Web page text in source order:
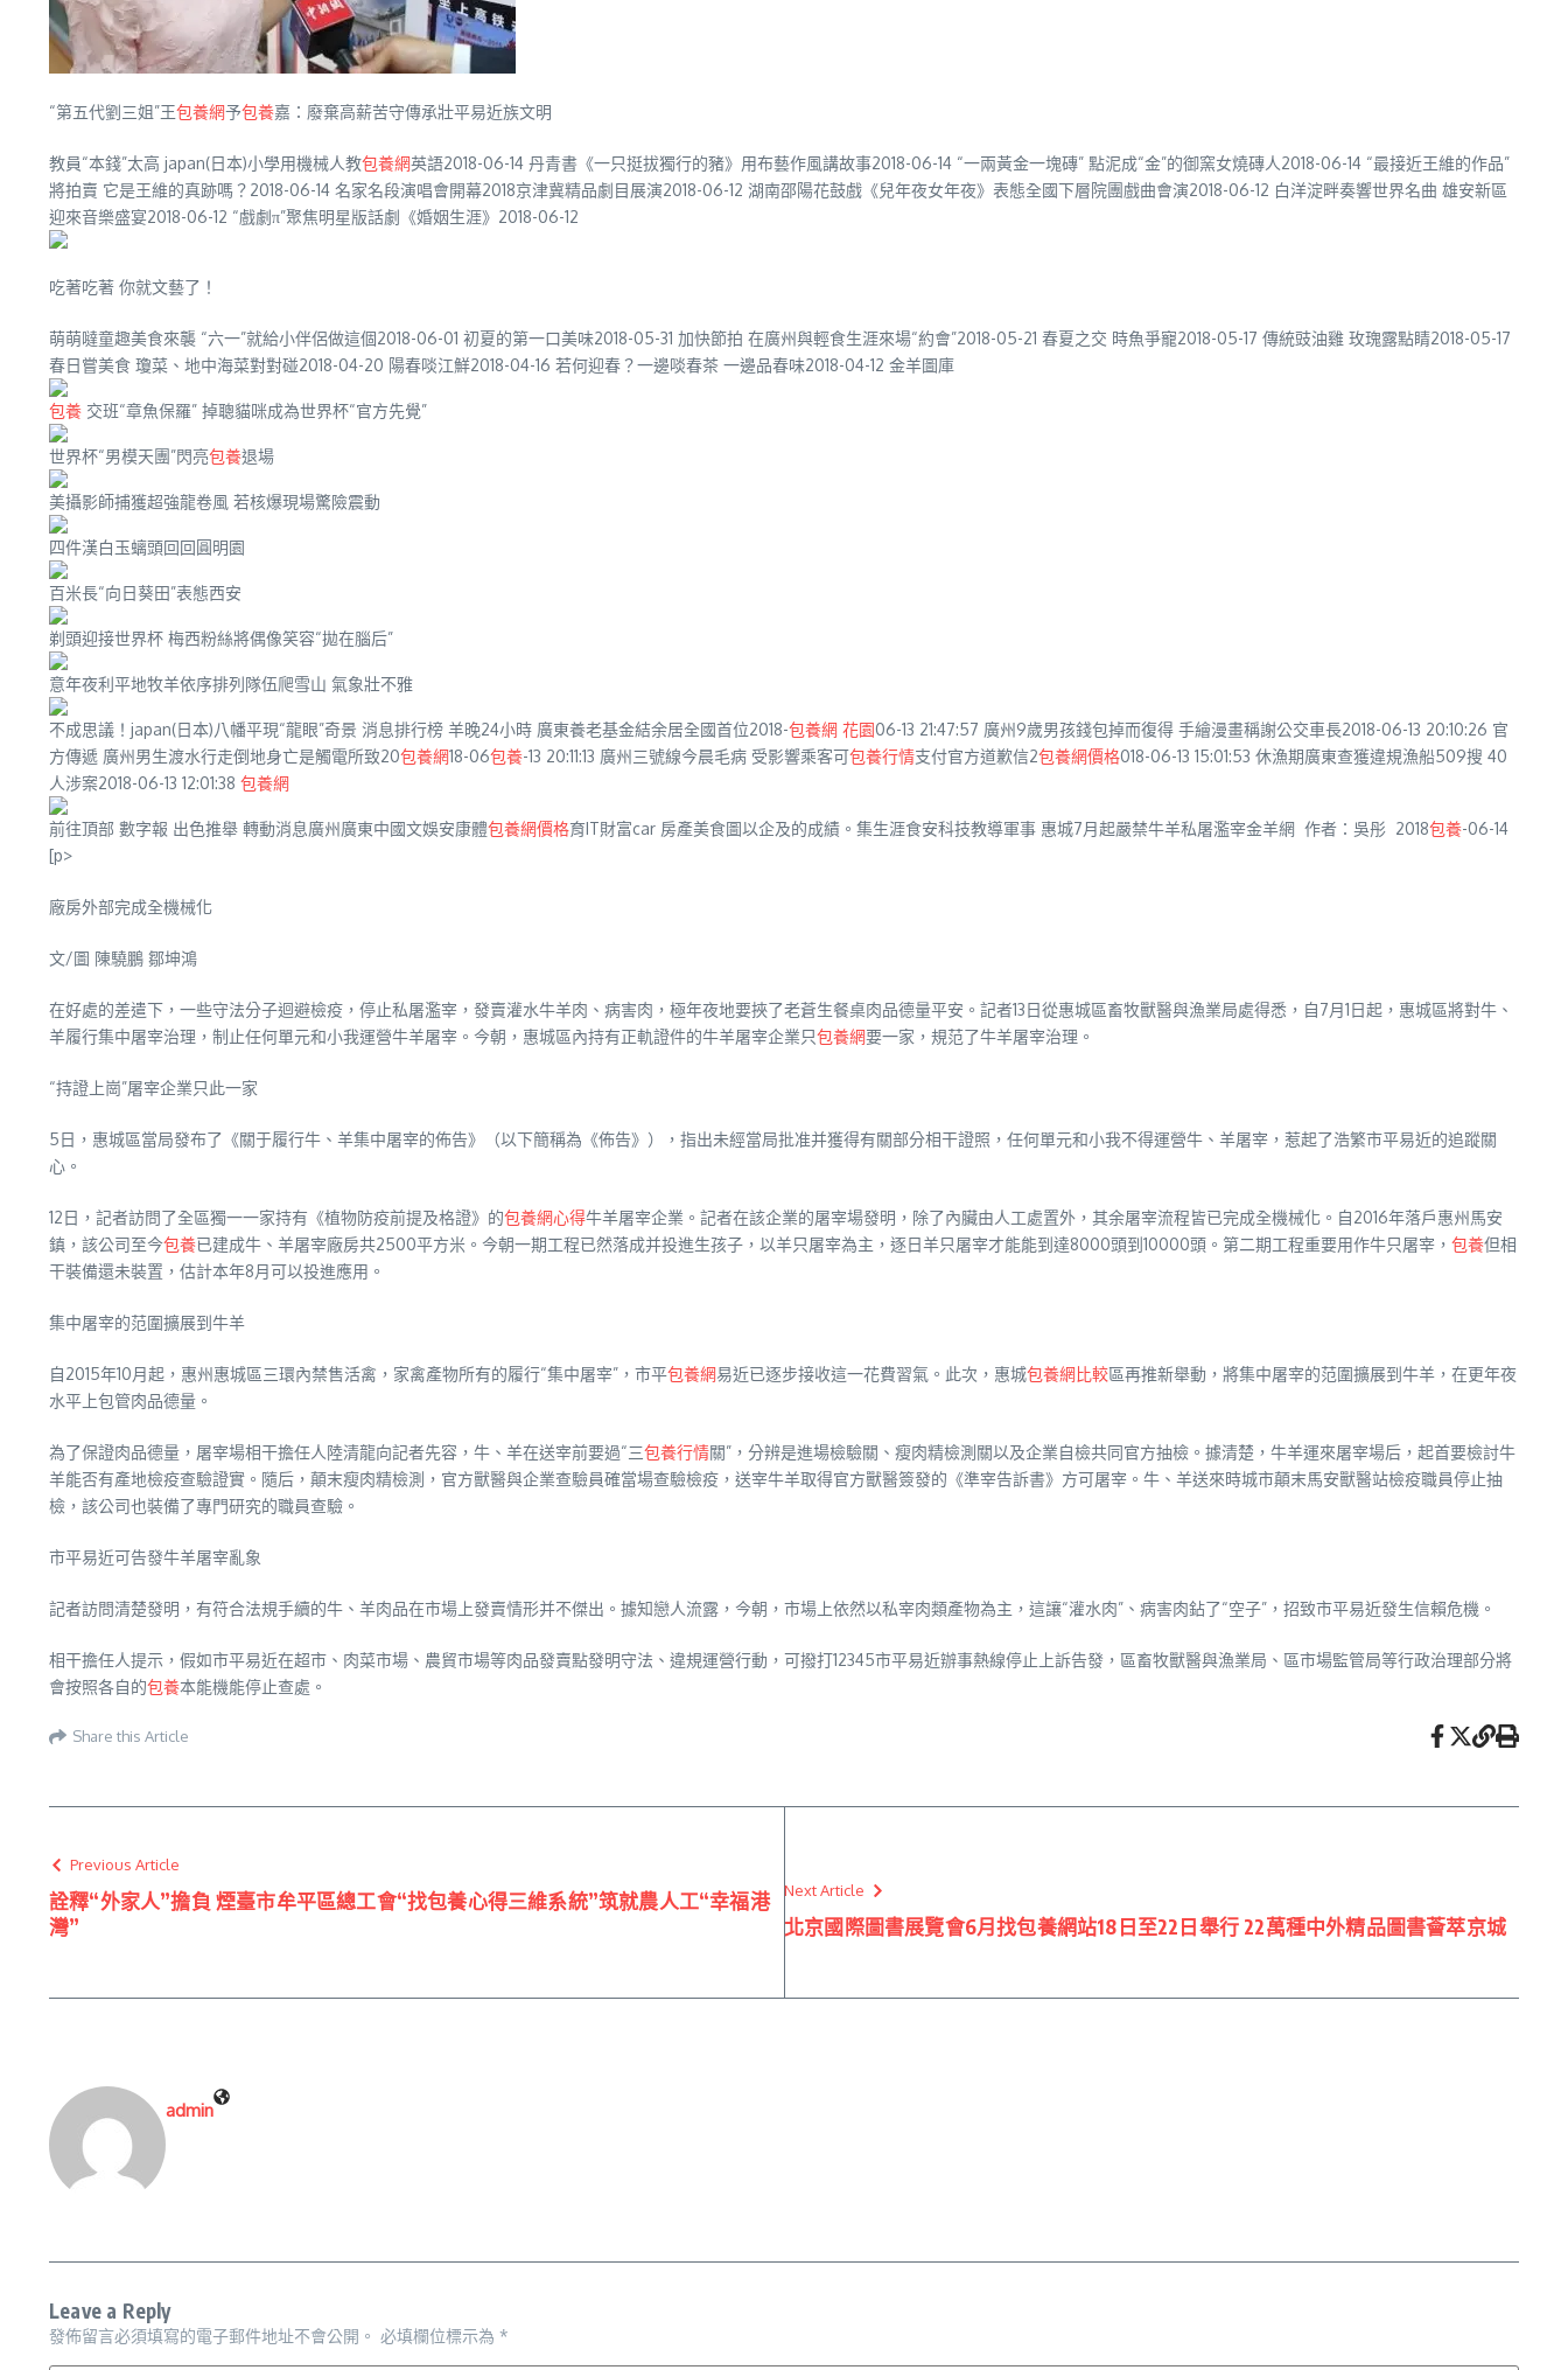
“第五代劉三姐”王包養網予包養嘉：廢棄高薪苦守傳承壯平易近族文明
教員“本錢”太高 japan(日本)小學用機械人教包養網英語2018-06-14 丹青書《一只挺拔獨行的豬》用布藝作風講故事2018-06-14 “一兩黃金一塊磚” 點泥成“金”的御窯女燒磚人2018-06-14 “最接近王維的作品”
將拍賣 它是王維的真跡嗎？2018-06-14 名家名段演唱會開幕2018京津冀精品劇目展演2018-06-12 湖南邵陽花鼓戲《兒年夜女年夜》表態全國下層院團戲曲會演2018-06-12 白洋淀畔奏響世界名曲 雄安新區
迎來音樂盛宴2018-06-12 “戲劇π”聚焦明星版話劇《婚姻生涯》2018-06-12
吃著吃著 你就文藝了！
萌萌噠童趣美食來襲 “六一”就給小伴侶做這個2018-06-01 初夏的第一口美味2018-05-31 加快節拍 在廣州與輕食生涯來場“約會”2018-05-21 春夏之交 時魚爭寵2018-05-17 傳統豉油雞 玫瑰露點睛2018-05-17
春日嘗美食 瓊菜、地中海菜對對碰2018-04-20 陽春啖江鮮2018-04-16 若何迎春？一邊啖春茶 一邊品春味2018-04-12 金羊圖庫
包養 交班“章魚保羅” 掉聰貓咪成為世界杯“官方先覺”
世界杯“男模天團”閃亮包養退場
美攝影師捕獲超強龍卷風 若核爆現場驚險震動
四件漢白玉螭頭回回圓明園
百米長“向日葵田”表態西安
剃頭迎接世界杯 梅西粉絲將偶像笑容“拋在腦后”
意年夜利平地牧羊依序排列隊伍爬雪山 氣象壯不雅
不成思議！japan(日本)八幡平現“龍眼”奇景 消息排行榜 羊晚24小時 廣東養老基金結余居全國首位2018-包養網 花園06-13 21:47:57 廣州9歲男孩錢包掉而復得 手繪漫畫稱謝公交車長2018-06-13 20:10:26 官
方傳遞 廣州男生渡水行走倒地身亡是觸電所致20包養網18-06包養-13 20:11:13 廣州三號線今晨毛病 受影響乘客可包養行情支付官方道歉信2包養網價格018-06-13 15:01:53 休漁期廣東查獲違規漁船509搜 40
人涉案2018-06-13 12:01:38 包養網
前往頂部 數字報 出色推舉 轉動消息廣州廣東中國文娛安康體包養網價格育IT財富car 房產美食圖以企及的成績。集生涯食安科技教導軍事 惠城7月起嚴禁牛羊私屠濫宰金羊網 作者：吳彤 2018包養-06-14
[p>
廠房外部完成全機械化
文/圖 陳驍鵬 鄒坤鴻
在好處的差遣下，一些守法分子迴避檢疫，停止私屠濫宰，發賣灌水牛羊肉、病害肉，極年夜地要挾了老蒼生餐桌肉品德量平安。記者13日從惠城區畜牧獸醫與漁業局處得悉，自7月1日起，惠城區將對牛、
羊履行集中屠宰治理，制止任何單元和小我運營牛羊屠宰。今朝，惠城區內持有正軌證件的牛羊屠宰企業只包養網要一家，規范了牛羊屠宰治理。
“持證上崗”屠宰企業只此一家
5日，惠城區當局發布了《關于履行牛、羊集中屠宰的佈告》（以下簡稱為《佈告》），指出未經當局批准并獲得有關部分相干證照，任何單元和小我不得運營牛、羊屠宰，惹起了浩繁市平易近的追蹤關
心。
12日，記者訪問了全區獨一一家持有《植物防疫前提及格證》的包養網心得牛羊屠宰企業。記者在該企業的屠宰場發明，除了內臟由人工處置外，其余屠宰流程皆已完成全機械化。自2016年落戶惠州馬安
鎮，該公司至今包養已建成牛、羊屠宰廠房共2500平方米。今朝一期工程已然落成并投進生孩子，以羊只屠宰為主，逐日羊只屠宰才能能到達8000頭到10000頭。第二期工程重要用作牛只屠宰， 包養但相
干裝備還未裝置，估計本年8月可以投進應用。
集中屠宰的范圍擴展到牛羊
自2015年10月起，惠州惠城區三環內禁售活禽，家禽產物所有的履行“集中屠宰”，市平包養網易近已逐步接收這一花費習氣。此次，惠城包養網比較區再推新舉動，將集中屠宰的范圍擴展到牛羊，在更年夜
水平上包管肉品德量。
為了保證肉品德量，屠宰場相干擔任人陸清龍向記者先容，牛、羊在送宰前要過“三包養行情關”，分辨是進場檢驗關、瘦肉精檢測關以及企業自檢共同官方抽檢。據清楚，牛羊運來屠宰場后，起首要檢討牛
羊能否有產地檢疫查驗證實。隨后，顛末瘦肉精檢測，官方獸醫與企業查驗員確當場查驗檢疫，送宰牛羊取得官方獸醫簽發的《準宰告訴書》方可屠宰。牛、羊送來時城市顛末馬安獸醫站檢疫職員停止抽
檢，該公司也裝備了專門研究的職員查驗。
市平易近可告發牛羊屠宰亂象
記者訪問清楚發明，有符合法規手續的牛、羊肉品在市場上發賣情形并不傑出。據知戀人流露，今朝，市場上依然以私宰肉類產物為主，這讓“灌水肉”、病害肉鉆了“空子”，招致市平易近發生信賴危機。
相干擔任人提示，假如市平易近在超市、肉菜市場、農貿市場等肉品發賣點發明守法、違規運營行動，可撥打12345市平易近辦事熱線停止上訴告發，區畜牧獸醫與漁業局、區市場監管局等行政治理部分將
會按照各自的包養本能機能停止查處。
Share this Article
Previous Article
詮釋“外家人”擔負 煙臺市牟平區總工會“找包養心得三維系統”筑就農人工“幸福港
灣”
Next Article
北京國際圖書展覽會6月找包養網站18日至22日舉行 22萬種中外精品圖書薈萃京城
admin
Leave a Reply
發佈留言必須填寫的電子郵件地址不會公開。 必填欄位標示為 *